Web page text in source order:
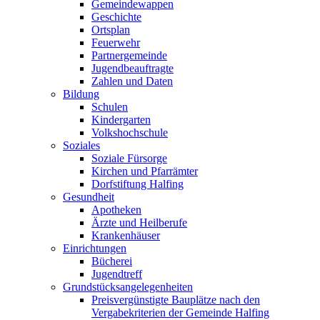
Gemeindewappen
Geschichte
Ortsplan
Feuerwehr
Partnergemeinde
Jugendbeauftragte
Zahlen und Daten
Bildung
Schulen
Kindergarten
Volkshochschule
Soziales
Soziale Fürsorge
Kirchen und Pfarrämter
Dorfstiftung Halfing
Gesundheit
Apotheken
Ärzte und Heilberufe
Krankenhäuser
Einrichtungen
Bücherei
Jugendtreff
Grundstücksangelegenheiten
Preisvergünstigte Bauplätze nach den
Vergabekriterien der Gemeinde Halfing